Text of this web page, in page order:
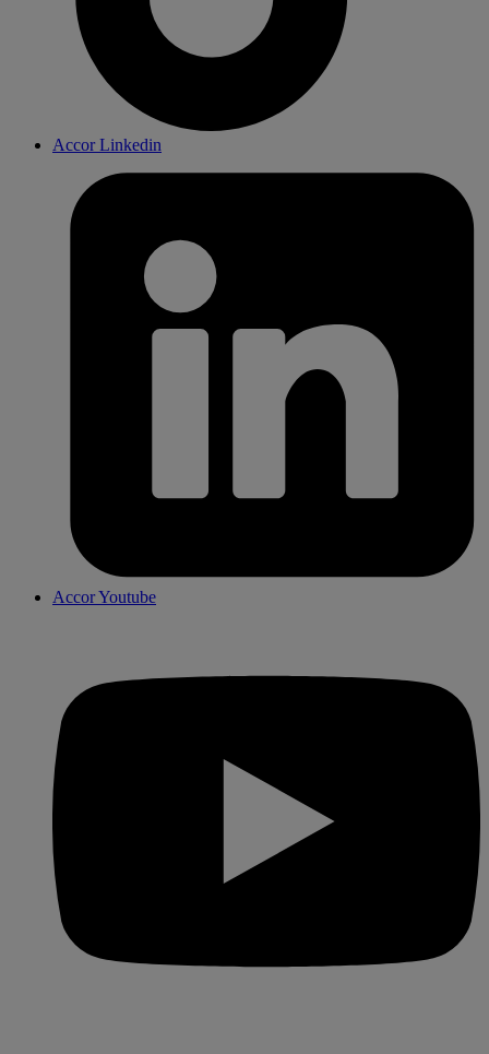
Accor Linkedin
Accor Youtube